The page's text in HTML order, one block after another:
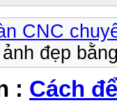
CNC
đẹp
: Cách